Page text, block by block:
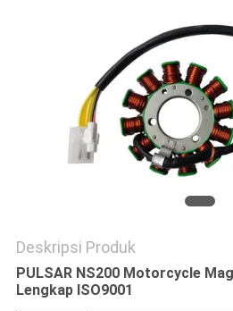
Deskripsi Produk
PULSAR NS200 Motorcycle
Lengkap ISO9001